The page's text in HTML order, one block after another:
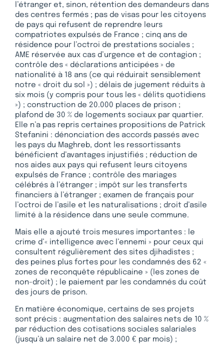
l’étranger et, sinon, rétention des demandeurs dans
des centres fermés ; pas de visas pour les citoyens
de pays qui refusent de reprendre leurs
compatriotes expulsés de France ; cinq ans de
résidence pour l’octroi de prestations sociales ;
AME réservée aux cas d’urgence et de contagion ;
contrôle des « déclarations anticipées » de
nationalité à 18 ans (ce qui réduirait sensiblement
notre « droit du sol ») ; délais de jugement réduits à
six mois (y compris pour tous les « délits quotidiens
») ; construction de 20.000 places de prison ;
plafond de 30 % de logements sociaux par quartier.
Elle n’a pas repris certaines propositions de Patrick
Stefanini : dénonciation des accords passés avec
les pays du Maghreb, dont les ressortissants
bénéficient d’avantages injustifiés ; réduction de
nos aides aux pays qui refusent leurs citoyens
expulsés de France ; contrôle des mariages
célébrés à l’étranger ; impôt sur les transferts
financiers à l’étranger ; examen de français pour
l’octroi de l’asile et les naturalisations ; droit d’asile
limité à la résidence dans une seule commune.
Mais elle a ajouté trois mesures importantes : le
crime d’« intelligence avec l’ennemi » pour ceux qui
consultent régulièrement des sites djihadistes ;
des peines plus fortes pour les condamnés des 62 «
zones de reconquête républicaine » (les zones de
non-droit) ; le paiement par les condamnés du coût
des jours de prison.
En matière économique, certains de ses projets
sont précis : augmentation des salaires nets de 10 %
par réduction des cotisations sociales salariales
(jusqu’à un salaire net de 3.000 € par mois) ;